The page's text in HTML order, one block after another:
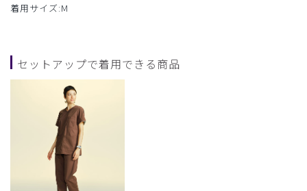
着用サイズ:M
セットアップで着用できる商品